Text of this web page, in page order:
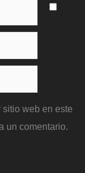
web en este
un comentario.